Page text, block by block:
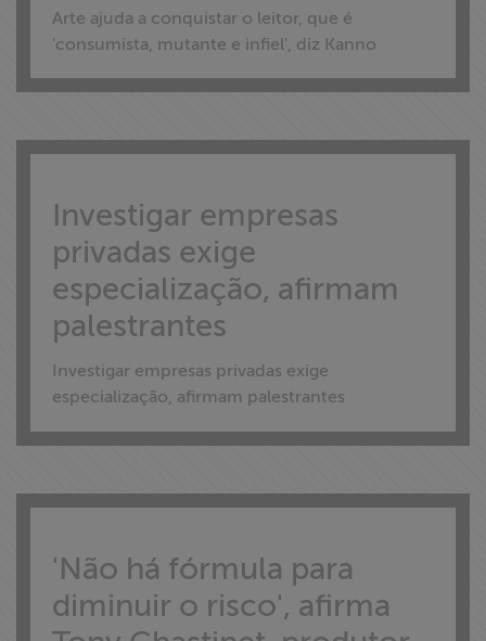
Arte ajuda a conquistar o leitor, que é
'consumista, mutante e infiel', diz Kanno
Investigar empresas
privadas exige
especialização, afirmam
palestrantes
Investigar empresas privadas exige
especialização, afirmam palestrantes
'Não há fórmula para
diminuir o risco', afirma